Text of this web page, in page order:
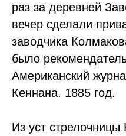
раз за деревней
вечер сделали
заводчика
было
Американский
Кеннана. 1885 год.
Из уст стрелочницы